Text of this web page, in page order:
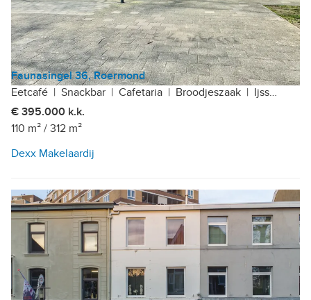
Faunasingel 36, Roermond
Eetcafé | Snackbar | Cafetaria | Broodjeszaak | Ijssalon
€ 395.000 k.k.
110 m² / 312 m²
Dexx Makelaardij